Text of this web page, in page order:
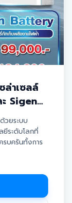
ล่าเซลล์
Sigen
วยระบบ
ยีระดับโลกที่
รบครันทั้งการ
ร
งสำหรับกัก
ค่ำคืนหรือช่วง